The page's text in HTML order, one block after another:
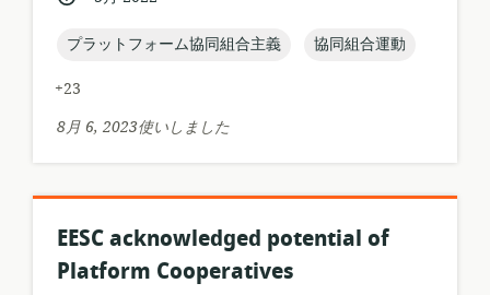
ォ
マ
ト:
る
ロ
シ
ン:
日:
topic:
プラットフォーム協同組合主義 topic:
協同組合運動
+23
8月 6, 2023使いしました
EESC acknowledged potential of
Platform Cooperatives